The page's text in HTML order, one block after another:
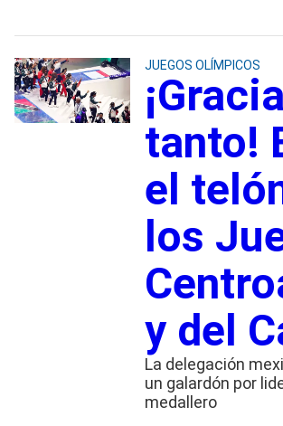
JUEGOS OLÍMPICOS
tanto!
el
los
y del
La delegación
un galardón por
medallero